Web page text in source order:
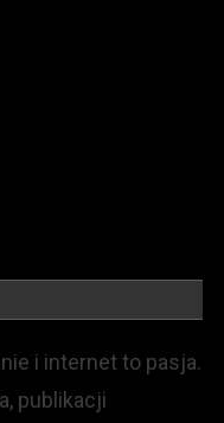
i internet to pasja.
publikacji